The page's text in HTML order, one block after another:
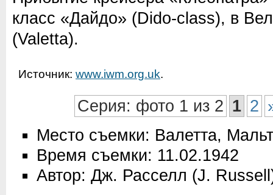
класс «Дайдо» (Dido-class), в
(Valetta).
Источник: www.iwm.org.uk.
Серия: фото 1 из 2 1 2
Место съемки: Валетта,
Время съемки: 11.02.1942
Автор: Дж. Расселл (J.